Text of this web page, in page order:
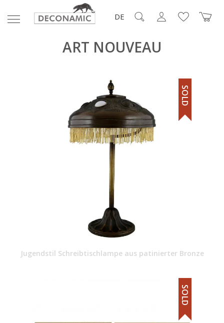
DE
ART NOUVEAU
Jugendstil Schreibtischlampe aus patinierter Bronze
SOLD
SOLD